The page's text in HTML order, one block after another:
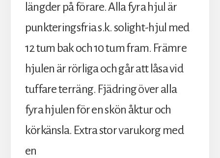
längder på förare. Alla fyra hjul är
punkteringsfria s.k. solight-hjul med
12 tum bak och 10 tum fram. Främre
hjulen är rörliga och går att låsa vid
tuffare terräng. Fjädring över alla
fyra hjulen för en skön åktur och
körkänsla. Extra stor varukorg med
en